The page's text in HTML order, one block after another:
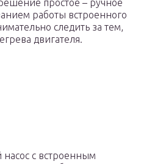
простое – ручное
работы встроенного
следить за тем,
двигателя.
с встроенным